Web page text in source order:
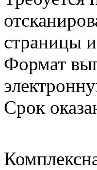
страницы
Формат
Срок